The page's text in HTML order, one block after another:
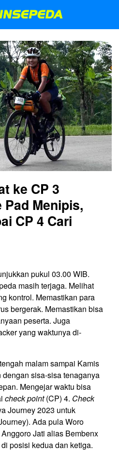
ke CP 3
Menipis,
CP 4 Cari
pukul 03.00 WIB.
masih terjaga. Melihat
kontrol. Memastikan para
bergerak. Memastikan bisa
peserta. Juga
yang waktunya di-
malam sampai Kamis
sisa-sisa tenaganya
Mengejar waktu bisa
check point(CP) 4. Check
Journey 2023 untuk
Ada pula Woro
Jati alias Bembenx
posisi kedua dan ketiga.